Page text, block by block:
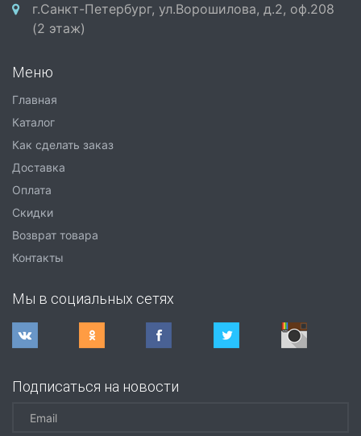
г.Санкт-Петербург, ул.Ворошилова, д.2, оф.208
(2 этаж)
Меню
Главная
Каталог
Как сделать заказ
Доставка
Оплата
Скидки
Возврат товара
Контакты
Мы в социальных сетях
Подписаться на новости